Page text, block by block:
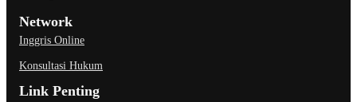
Network
Inggris Online
Konsultasi Hukum
Link Penting